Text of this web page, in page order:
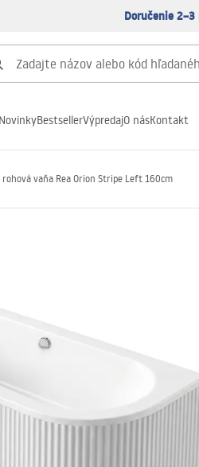
Doručenie
NovinkyBestsellerVýpredajO násKontakt
vaňa Rea Orion Stripe Left 160cm